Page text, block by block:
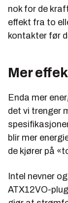
nok for de
effekt fra to
kontakter før
Mer
Enda mer
det vi trenger
blir mer
de kjører på
Intel nevner
ATX12VO-